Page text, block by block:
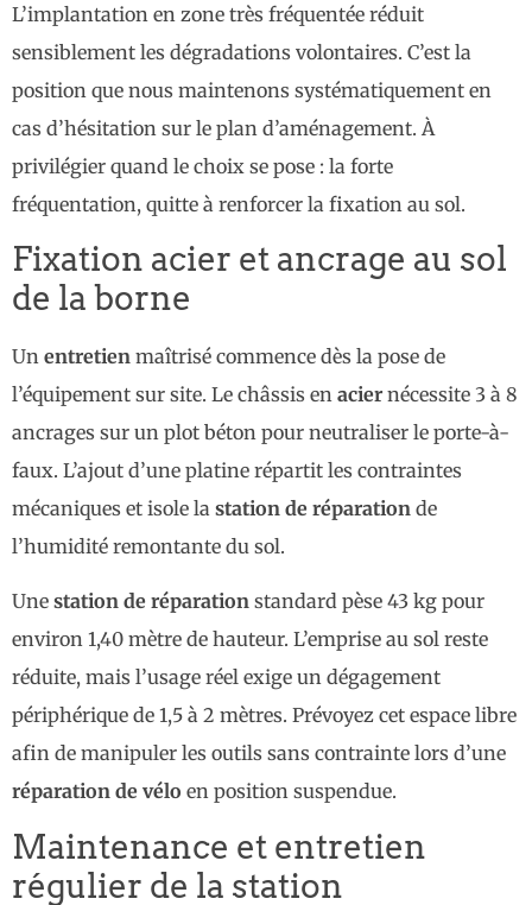
L’implantation en zone très fréquentée réduit
sensiblement les dégradations volontaires. C’est la
position que nous maintenons systématiquement en
cas d’hésitation sur le plan d’aménagement. À
privilégier quand le choix se pose : la forte
fréquentation, quitte à renforcer la fixation au sol.
Fixation acier et ancrage au sol
de la borne
Un entretien maîtrisé commence dès la pose de
l’équipement sur site. Le châssis en acier nécessite 3 à 8
ancrages sur un plot béton pour neutraliser le porte-à-
faux. L’ajout d’une platine répartit les contraintes
mécaniques et isole la station de réparation de
l’humidité remontante du sol.
Une station de réparation standard pèse 43 kg pour
environ 1,40 mètre de hauteur. L’emprise au sol reste
réduite, mais l’usage réel exige un dégagement
périphérique de 1,5 à 2 mètres. Prévoyez cet espace libre
afin de manipuler les outils sans contrainte lors d’une
réparation de vélo en position suspendue.
Maintenance et entretien
régulier de la station